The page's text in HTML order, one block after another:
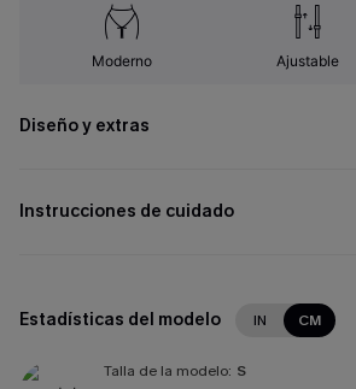
Moderno Ajustable
Diseño y extras
Instrucciones de cuidado
Estadísticas del modelo IN CM
Talla de la modelo: S